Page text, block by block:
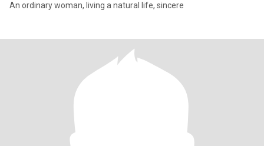
An ordinary woman, living a natural life, sincere